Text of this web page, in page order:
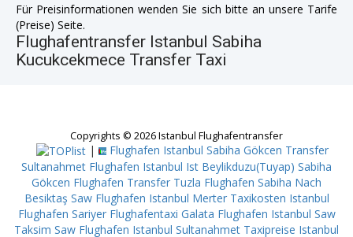
Für Preisinformationen wenden Sie sich bitte an unsere Tarife
(Preise) Seite.
Flughafentransfer Istanbul Sabiha
Kucukcekmece Transfer Taxi
Copyrights © 2026 Istanbul Flughafentransfer
|
Flughafen Istanbul Sabiha Gökcen Transfer
Sultanahmet Flughafen Istanbul Ist Beylikduzu(Tuyap) Sabiha
Gökcen Flughafen Transfer Tuzla Flughafen Sabiha Nach
Besiktaş Saw Flughafen Istanbul Merter Taxikosten Istanbul
Flughafen Sariyer Flughafentaxi Galata Flughafen Istanbul Saw
Taksim Saw Flughafen Istanbul Sultanahmet Taxipreise Istanbul